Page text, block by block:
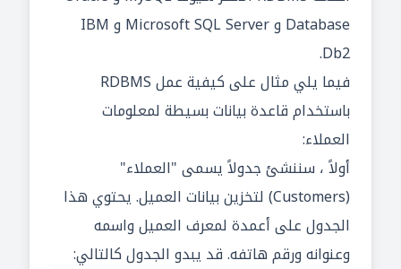
Database و Microsoft SQL Server و IBM
Db2.
فيما يلي مثال على كيفية عمل RDBMS
باستخدام قاعدة بيانات بسيطة لمعلومات
العملاء:
أولاً ، سننشئ جدولاً يسمى "العملاء"
(Customers) لتخزين بيانات العميل. يحتوي هذا
الجدول على أعمدة لمعرف العميل واسمه
وعنوانه ورقم هاتفه. قد يبدو الجدول كالتالي: